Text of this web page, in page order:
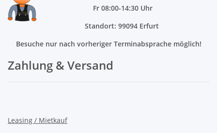
Fr 08:00-14:30 Uhr
Standort: 99094 Erfurt
Besuche nur nach vorheriger Terminabsprache möglich!
Zahlung & Versand
Leasing / Mietkauf